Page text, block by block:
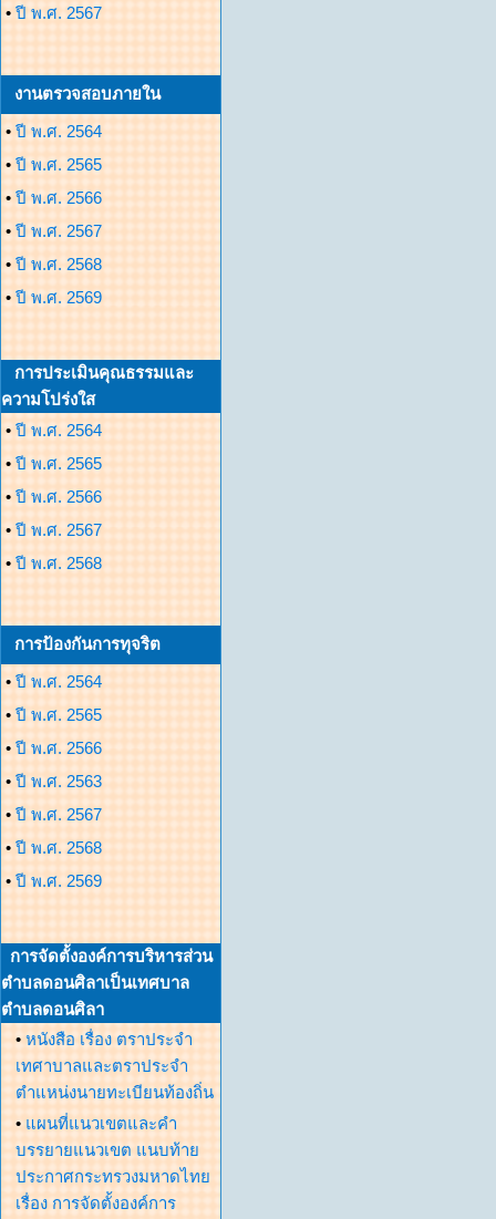
• ปี พ.ศ. 2567
งานตรวจสอบภายใน
• ปี พ.ศ. 2564
• ปี พ.ศ. 2565
• ปี พ.ศ. 2566
• ปี พ.ศ. 2567
• ปี พ.ศ. 2568
• ปี พ.ศ. 2569
การประเมินคุณธรรมและ
ความโปร่งใส
• ปี พ.ศ. 2564
• ปี พ.ศ. 2565
• ปี พ.ศ. 2566
• ปี พ.ศ. 2567
• ปี พ.ศ. 2568
การป้องกันการทุจริต
• ปี พ.ศ. 2564
• ปี พ.ศ. 2565
• ปี พ.ศ. 2566
• ปี พ.ศ. 2563
• ปี พ.ศ. 2567
• ปี พ.ศ. 2568
• ปี พ.ศ. 2569
การจัดตั้งองค์การบริหารส่วน
ตำบลดอนศิลาเป็นเทศบาล
ตำบลดอนศิลา
• หนังสือ เรื่อง ตราประจำ
เทศาบาลและตราประจำ
ตำแหน่งนายทะเบียนท้องถิ่น
• แผนที่แนวเขตและคำ
บรรยายแนวเขต แนบท้าย
ประกาศกระทรวงมหาดไทย
เรื่อง การจัดตั้งองค์การ